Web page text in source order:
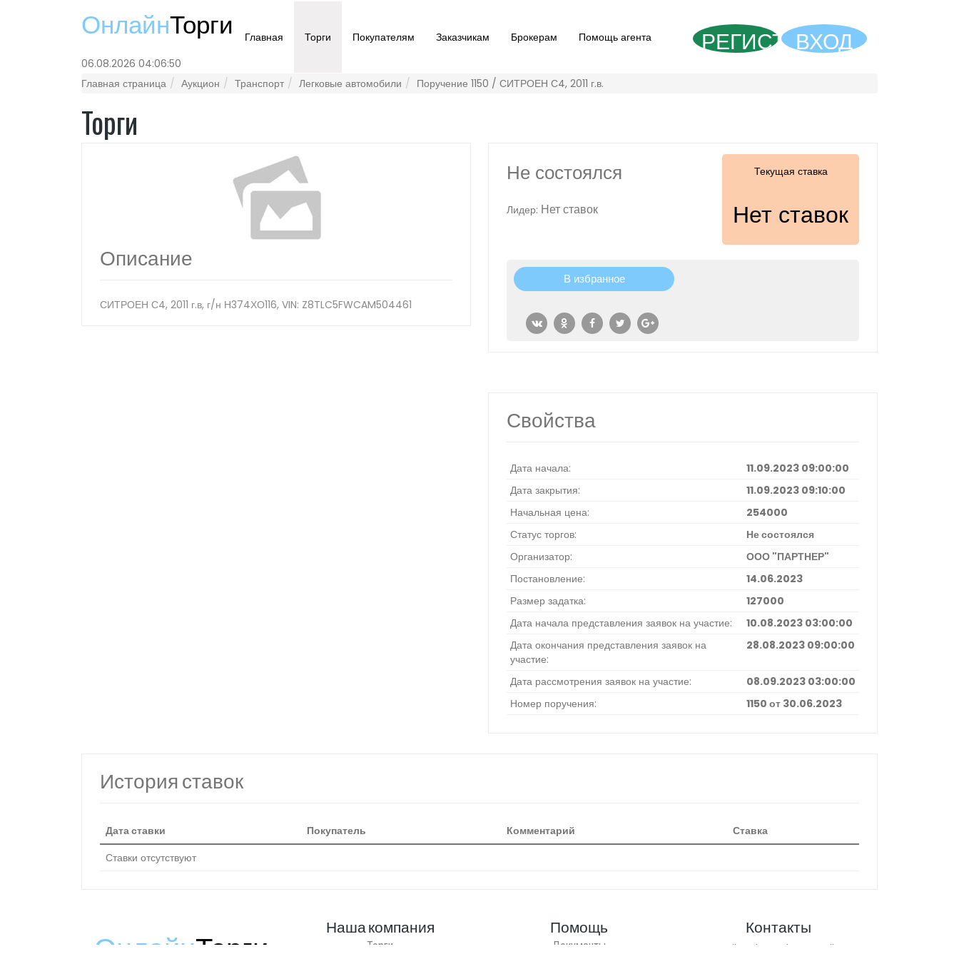
ОнлайнТорги
06.08.2026 04:06:50
Главная Торги Покупателям Заказчикам Брокерам Помощь агента РЕГИСТРАЦИЯ
ВХОД
Главная страница Аукцион Транспорт Легковые автомобили Поручение 1150 / СИТРОЕН С4, 2011 г.в.
Торги
Описание
СИТРОЕН С4, 2011 г.в, г/н Н374ХО116, VIN: Z8TLC5FWCAM504461
Не состоялся
Лидер: Нет ставок
Текущая ставка
Нет ставок
В избранное
Свойства
Дата начала:
11.09.2023 09:00:00
Дата закрытия:
11.09.2023 09:10:00
Начальная цена:
254000
Статус торгов:
Не состоялся
Организатор:
ООО "ПАРТНЕР"
Постановление:
14.06.2023
Размер задатка:
127000
Дата начала представления заявок на участие:
10.08.2023 03:00:00
Дата окончания представления заявок на
участие:
28.08.2023 09:00:00
Дата рассмотрения заявок на участие:
08.09.2023 03:00:00
Номер поручения:
1150 от 30.06.2023
История ставок
Дата ставки Покупатель Комментарий
Ставка
Ставки отсутствуют
ОнлайнТорги Наша компания
Торги
Помощь
Документы
Контакты
Email: techsuppkzn@mail.ru